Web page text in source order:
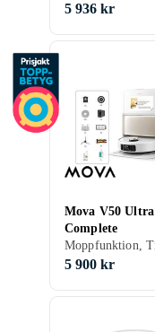
5 936 kr
Mova V50 Ultra
Complete
5 900 kr